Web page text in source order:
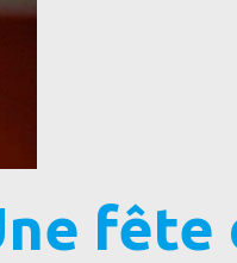
fête